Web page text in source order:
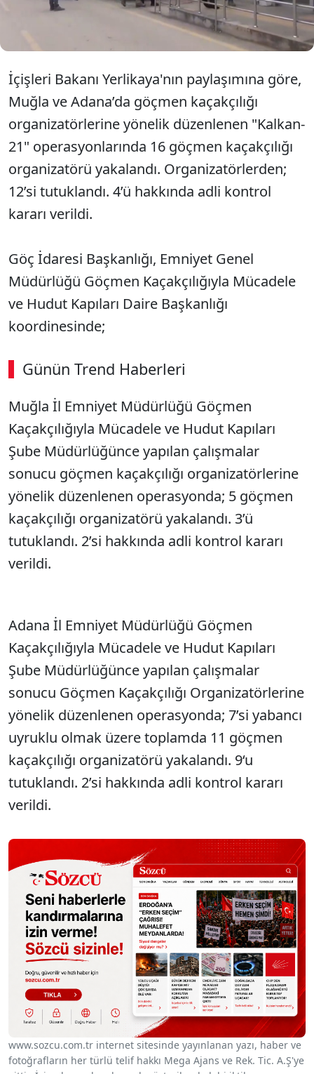
İçişleri Bakanı Yerlikaya'nın paylaşımına göre,
Muğla ve Adana’da göçmen kaçakçılığı
organizatörlerine yönelik düzenlenen "Kalkan-
21" operasyonlarında 16 göçmen kaçakçılığı
organizatörü yakalandı. Organizatörlerden;
12’si tutuklandı. 4’ü hakkında adli kontrol
kararı verildi.
Göç İdaresi Başkanlığı, Emniyet Genel
Müdürlüğü Göçmen Kaçakçılığıyla Mücadele
ve Hudut Kapıları Daire Başkanlığı
koordinesinde;
Günün Trend Haberleri
00:02 / 08:06
Muğla İl Emniyet Müdürlüğü Göçmen
Kaçakçılığıyla Mücadele ve Hudut Kapıları
Şube Müdürlüğünce yapılan çalışmalar
sonucu göçmen kaçakçılığı organizatörlerine
yönelik düzenlenen operasyonda; 5 göçmen
kaçakçılığı organizatörü yakalandı. 3’ü
tutuklandı. 2’si hakkında adli kontrol kararı
verildi.
Adana İl Emniyet Müdürlüğü Göçmen
Kaçakçılığıyla Mücadele ve Hudut Kapıları
Şube Müdürlüğünce yapılan çalışmalar
sonucu Göçmen Kaçakçılığı Organizatörlerine
yönelik düzenlenen operasyonda; 7’si yabancı
uyruklu olmak üzere toplamda 11 göçmen
kaçakçılığı organizatörü yakalandı. 9‘u
tutuklandı. 2’si hakkında adli kontrol kararı
verildi.
www.sozcu.com.tr internet sitesinde yayınlanan yazı, haber ve
fotoğrafların her türlü telif hakkı Mega Ajans ve Rek. Tic. A.Ş'ye